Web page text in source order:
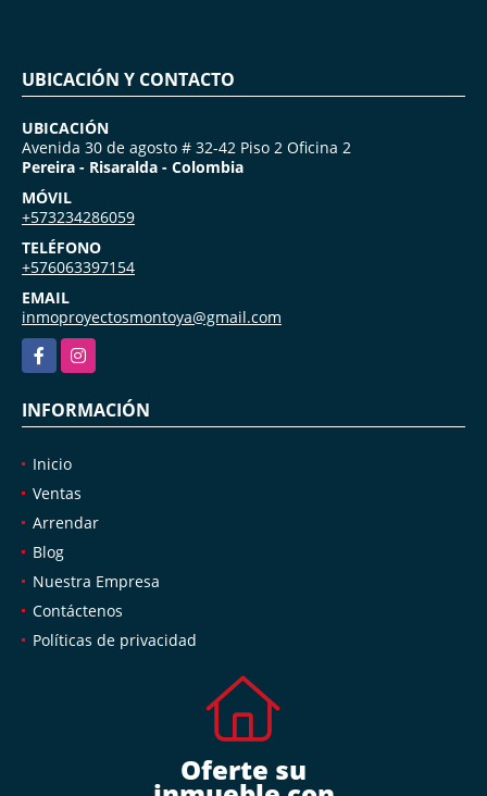
UBICACIÓN Y CONTACTO
UBICACIÓN
Avenida 30 de agosto # 32-42 Piso 2 Oficina 2
Pereira - Risaralda - Colombia
MÓVIL
+573234286059
TELÉFONO
+576063397154
EMAIL
inmoproyectosmontoya@gmail.com
FacebookInstagram
INFORMACIÓN
Inicio
Ventas
Arrendar
Blog
Nuestra Empresa
Contáctenos
Políticas de privacidad
Oferte su